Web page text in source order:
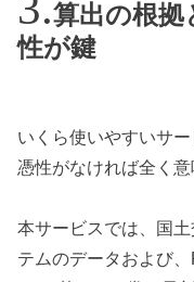
算出の根拠
性が鍵
いくら使いやすいサ
憑性がなければ全く意
本サービスでは、国
テムのデータおよび